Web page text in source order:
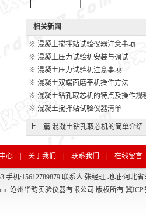
相关新闻
※ 混凝土搅拌站试验仪器注意事项
※ 混凝土压力试验机安装与调试
※ 混凝土压力试验机注意事项
※ 混凝土双端面磨平机操作方法
※ 混凝土钻孔取芯机的特点及操作规
※ 混凝土搅拌站试验仪器清单
上一篇:混凝土钻孔取芯机的简单介绍
心 关于我们 联系我们 在线留言
手机:15612789879 联系人:张经理 地址:河
沧州华韵实验仪器有限公司 版权所有 冀ICP